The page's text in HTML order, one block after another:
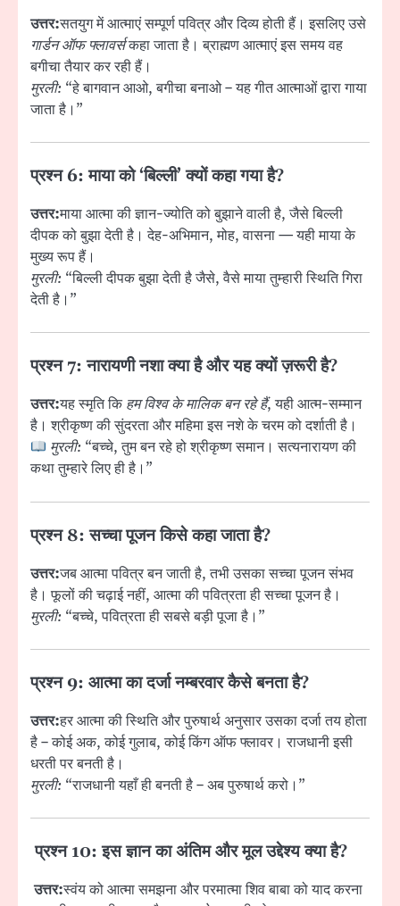
उत्तर:सतयुग में आत्माएं सम्पूर्ण पवित्र और दिव्य होती हैं। इसलिए उसे
गार्डन ऑफ फ्लावर्सकहा जाता है। ब्राह्मण आत्माएं इस समय वह
बगीचा तैयार कर रही हैं।
मुरली: “हे बागवान आओ, बगीचा बनाओ – यह गीत आत्माओं द्वारा गाया
जाता है।”
प्रश्न 6: माया को ‘बिल्ली’ क्यों कहा गया है?
उत्तर:माया आत्मा की ज्ञान-ज्योति को बुझाने वाली है, जैसे बिल्ली
दीपक को बुझा देती है। देह-अभिमान, मोह, वासना — यही माया के
मुख्य रूप हैं।
मुरली: “बिल्ली दीपक बुझा देती है जैसे, वैसे माया तुम्हारी स्थिति गिरा
देती है।”
प्रश्न 7: नारायणी नशा क्या है और यह क्यों ज़रूरी है?
उत्तर:यह स्मृति कि हम विश्व के मालिक बन रहे हैं, यही आत्म-सम्मान
है। श्रीकृष्ण की सुंदरता और महिमा इस नशे के चरम को दर्शाती है।
मुरली: “बच्चे, तुम बन रहे हो श्रीकृष्ण समान। सत्यनारायण की
कथा तुम्हारे लिए ही है।”
प्रश्न 8: सच्चा पूजन किसे कहा जाता है?
उत्तर:जब आत्मा पवित्र बन जाती है, तभी उसका सच्चा पूजन संभव
है। फूलों की चढ़ाई नहीं, आत्मा की पवित्रता ही सच्चा पूजन है।
मुरली: “बच्चे, पवित्रता ही सबसे बड़ी पूजा है।”
प्रश्न 9: आत्मा का दर्जा नम्बरवार कैसे बनता है?
उत्तर:हर आत्मा की स्थिति और पुरुषार्थ अनुसार उसका दर्जा तय होता
है – कोई अक, कोई गुलाब, कोई किंग ऑफ फ्लावर। राजधानी इसी
धरती पर बनती है।
मुरली: “राजधानी यहाँ ही बनती है – अब पुरुषार्थ करो।”
प्रश्न 10: इस ज्ञान का अंतिम और मूल उद्देश्य क्या है?
उत्तर:स्वंय को आत्मा समझना और परमात्मा शिव बाबा को याद करना